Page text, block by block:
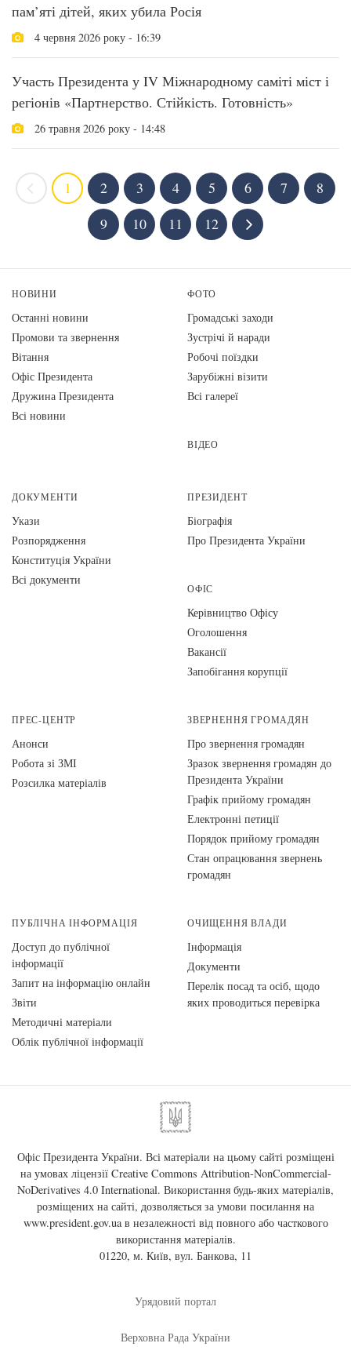
пам’яті дітей, яких убила Росія
4 червня 2026 року - 16:39
Участь Президента у IV Міжнародному саміті міст і
регіонів «Партнерство. Стійкість. Готовність»
26 травня 2026 року - 14:48
1 2 3 4 5 6 7
8
9
10 11 12
НОВИНИ
Останні новини
Промови та звернення
Вiтання
Офіс Президента
Дружина Президента
Всі новини
ФОТО
Громадські заходи
Зустрічі й наради
Робочі поїздки
Зарубіжні візити
Всі галереї
ВІДЕО
ДОКУМЕНТИ
Укази
Розпорядження
Конституція України
Всі документи
ПРЕЗИДЕНТ
Біографія
Про Президента України
ОФІС
Керівництво Офісу
Оголошення
Вакансії
Запобігання корупції
ПРЕС-ЦЕНТР
Анонси
Робота зі ЗМІ
Розсилка матеріалів
ЗВЕРНЕННЯ ГРОМАДЯН
Про звернення громадян
Зразок звернення громадян до
Президента України
Графік прийому громадян
Електронні петиції
Порядок прийому громадян
Стан опрацювання звернень
громадян
ПУБЛІЧНА ІНФОРМАЦІЯ
Доступ до публічної
інформації
Запит на інформацію онлайн
Звіти
Методичні матеріали
Облік публічної інформації
ОЧИЩЕННЯ ВЛАДИ
Інформація
Документи
Перелік посад та осіб, щодо
яких проводиться перевірка
Офіс Президента України. Всі матеріали на цьому сайті розміщені
на умовах ліцензії Creative Commons Attribution-NonCommercial-
NoDerivatives 4.0 International. Використання будь-яких матеріалів,
розміщених на сайті, дозволяється за умови посилання на
www.president.gov.uaв незалежності від повного або часткового
використання матеріалів.
01220, м. Київ, вул. Банкова, 11
Урядовий портал
Верховна Рада України